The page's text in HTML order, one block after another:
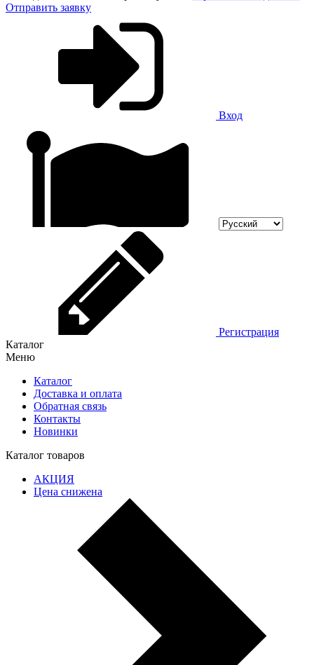
Отправить заявку
Вход
Регистрация
Каталог
Меню
Каталог
Доставка и оплата
Обратная связь
Контакты
Новинки
Каталог товаров
АКЦИЯ
Цена снижена